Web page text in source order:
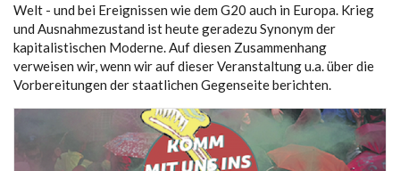
Welt - und bei Ereignissen wie dem G20 auch in Europa. Krieg
und Ausnahmezustand ist heute geradezu Synonym der
kapitalistischen Moderne. Auf diesen Zusammenhang
verweisen wir, wenn wir auf dieser Veranstaltung u.a. über die
Vorbereitungen der staatlichen Gegenseite berichten.